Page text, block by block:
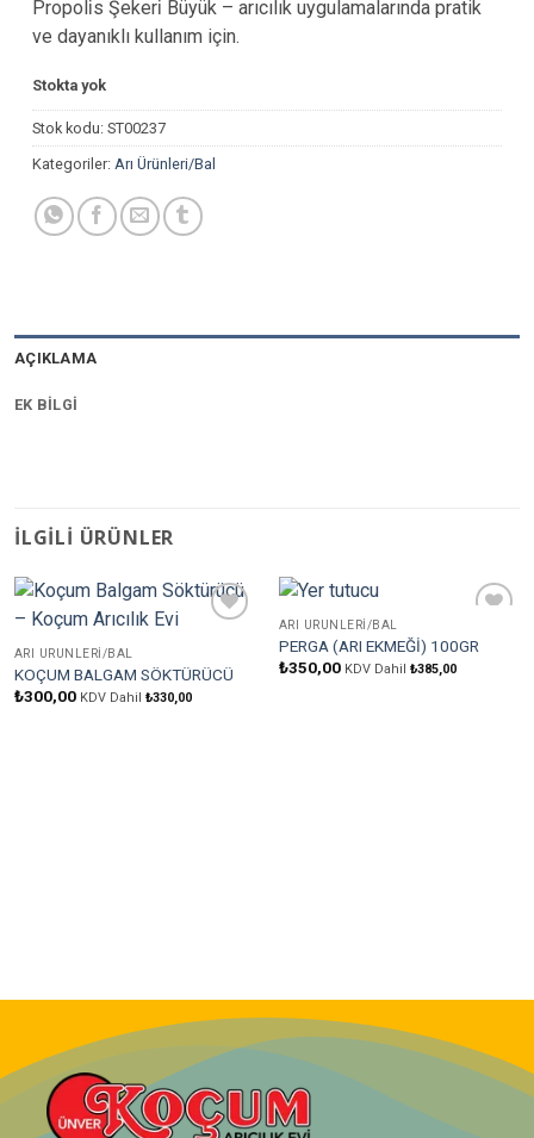
Propoli̇s Şekeri̇ Büyük – arıcılık uygulamalarında pratik
ve dayanıklı kullanım için.
Stokta yok
Stok kodu: ST00237
Kategoriler: Arı Ürünleri/Bal
AÇIKLAMA
EK BILGI
İLGILI ÜRÜNLER
ARI ÜRÜNLERI/BAL
KOÇUM BALGAM SÖKTÜRÜCÜ
₺300,00 KDV Dahil ₺330,00
Ekle
ARI ÜRÜNLERI/BAL
PERGA (ARI EKMEĞİ) 100GR
₺350,00 KDV Dahil ₺385,00